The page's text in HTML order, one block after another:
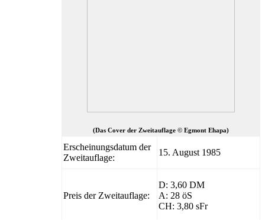
(Das Cover der Zweitauflage © Egmont Ehapa)
Erscheinungsdatum der
Zweitauflage:
15. August 1985
Preis der Zweitauflage:
D: 3,60 DM
A: 28 öS
CH: 3,80 sFr